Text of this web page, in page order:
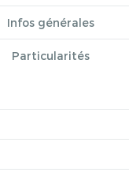
Infos générales
Particularités